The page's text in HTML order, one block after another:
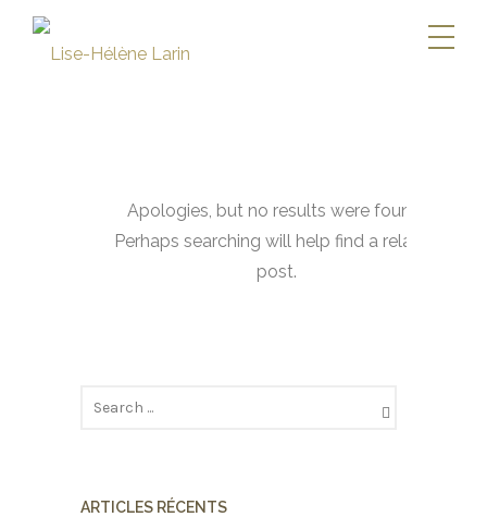
Apologies, but no results were found.
Perhaps searching will help find a related
post.
ARTICLES RÉCENTS